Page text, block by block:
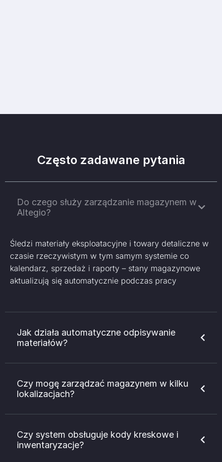
Często zadawane pytania
Do czego służy zarządzanie magazynem w
Altegio?
Śledzi materiały eksploatacyjne i towary detaliczne w
czasie rzeczywistym w tym samym systemie co
kalendarz, sprzedaż i raporty – stany magazynowe
aktualizują się automatycznie podczas pracy
Jak działa automatyczne odpisywanie
materiałów?
Czy mogę zarządzać magazynem w kilku
lokalizacjach?
Czy system obsługuje kody kreskowe i
inwentaryzacje?